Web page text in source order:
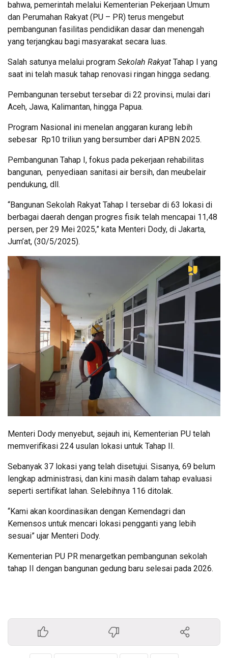
bahwa, pemerintah melalui Kementerian Pekerjaan Umum
dan Perumahan Rakyat (PU – PR) terus mengebut
pembangunan fasilitas pendidikan dasar dan menengah
yang terjangkau bagi masyarakat secara luas.
Salah satunya melalui program Sekolah Rakyat Tahap I yang
saat ini telah masuk tahap renovasi ringan hingga sedang.
Pembangunan tersebut tersebar di 22 provinsi, mulai dari
Aceh, Jawa, Kalimantan, hingga Papua.
Program Nasional ini menelan anggaran kurang lebih
sebesar Rp10 triliun yang bersumber dari APBN 2025.
Pembangunan Tahap I, fokus pada pekerjaan rehabilitas
bangunan, penyediaan sanitasi air bersih, dan meubelair
pendukung, dll.
“Bangunan Sekolah Rakyat Tahap I tersebar di 63 lokasi di
berbagai daerah dengan progres fisik telah mencapai 11,48
persen, per 29 Mei 2025,” kata Menteri Dody, di Jakarta,
Jum’at, (30/5/2025).
Menteri Dody menyebut, sejauh ini, Kementerian PU telah
memverifikasi 224 usulan lokasi untuk Tahap II.
Sebanyak 37 lokasi yang telah disetujui. Sisanya, 69 belum
lengkap administrasi, dan kini masih dalam tahap evaluasi
seperti sertifikat lahan. Selebihnya 116 ditolak.
“Kami akan koordinasikan dengan Kemendagri dan
Kemensos untuk mencari lokasi pengganti yang lebih
sesuai” ujar Menteri Dody.
Kementerian PU PR menargetkan pembangunan sekolah
tahap II dengan bangunan gedung baru selesai pada 2026.